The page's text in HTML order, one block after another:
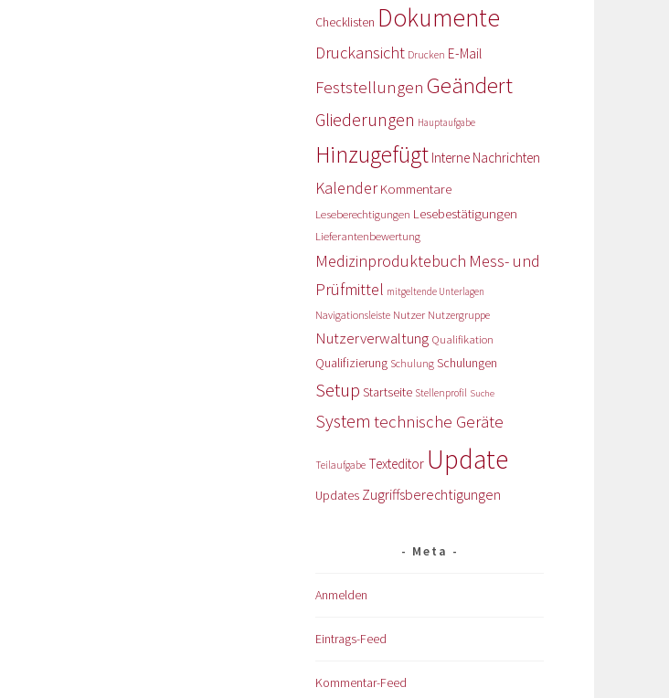
Checklisten Dokumente
Druckansicht Drucken E-Mail
Feststellungen Geändert
Gliederungen Hauptaufgabe
Hinzugefügt Interne Nachrichten
Kalender Kommentare
Leseberechtigungen Lesebestätigungen
Lieferantenbewertung
Medizinproduktebuch Mess- und
Prüfmittel mitgeltende Unterlagen
Navigationsleiste Nutzer Nutzergruppe
Nutzerverwaltung Qualifikation
Qualifizierung Schulung Schulungen
Setup Startseite Stellenprofil Suche
System technische Geräte
Teilaufgabe Texteditor Update
Updates Zugriffsberechtigungen
Meta
Anmelden
Eintrags-Feed
Kommentar-Feed